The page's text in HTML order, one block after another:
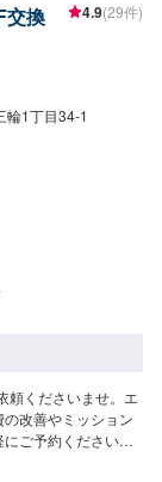
交換 4.9(29件)
輪1丁目34-1
頼くださいませ。エ
改善やミッション
ご予約くださいま